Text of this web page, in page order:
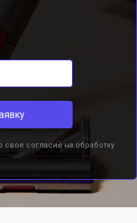
согласие на обработку